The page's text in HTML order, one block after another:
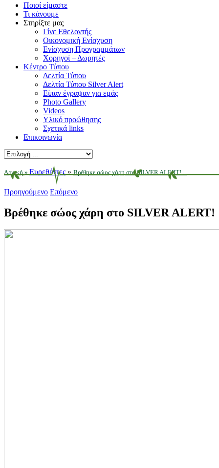
Ποιοί είμαστε
Τι κάνουμε
Στηρίξτε μας
Γίνε Εθελοντής
Οικονομική Ενίσχυση
Ενίσχυση Προγραμμάτων
Χορηγοί – Δωρητές
Κέντρο Τύπου
Δελτία Τύπου
Δελτία Τύπου Silver Alert
Είπαν έγραψαν για εμάς
Photo Gallery
Videos
Υλικό προώθησης
Σχετικά links
Επικοινωνία
Αρχική » Ευρεθέντες » Βρέθηκε σώος χάρη στο SILVER ALERT! ...
Προηγούμενο Επόμενο
Βρέθηκε σώος χάρη στο SILVER ALERT!